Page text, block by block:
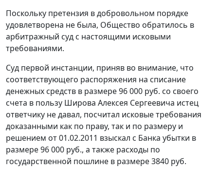
Поскольку претензия в добровольном порядке
удовлетворена не была, Общество обратилось в
арбитражный суд с настоящими исковыми
требованиями.
Суд первой инстанции, приняв во внимание, что
соответствующего распоряжения на списание
денежных средств в размере 96 000 руб. со своего
счета в пользу Широва Алексея Сергеевича истец
ответчику не давал, посчитал исковые требования
доказанными как по праву, так и по размеру и
решением от 01.02.2011 взыскал с Банка убытки в
размере 96 000 руб., а также расходы по
государственной пошлине в размере 3840 руб.